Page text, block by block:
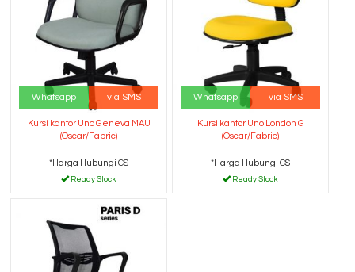
Whatsapp via SMS
Kursi kantor Uno Geneva MAU
(Oscar/Fabric)
*Harga Hubungi CS
Ready Stock
Whatsapp via SMS
Kursi kantor Uno London G
(Oscar/Fabric)
*Harga Hubungi CS
Ready Stock